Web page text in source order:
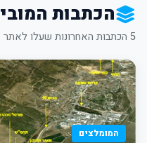
הכתבות
5 הכתבות האחרונות שעלו לאתר
המומלצים